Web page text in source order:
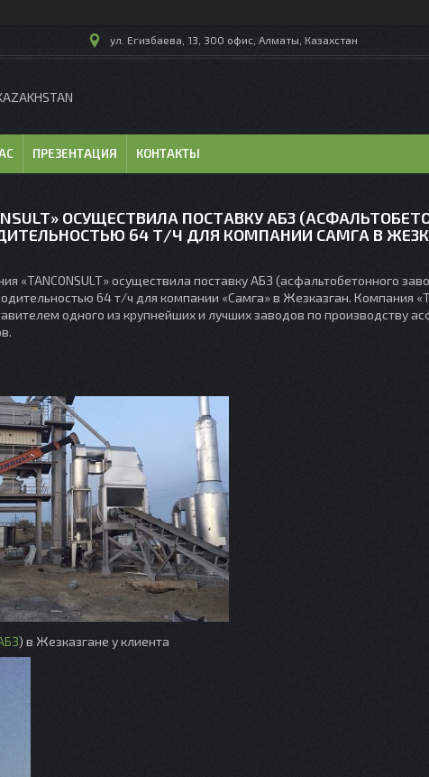
ул. Егизбаева, 13, 300 офис, Алматы, Казахстан
ПРЕЗЕНТАЦИЯ КОНТАКТЫ
ОСУЩЕСТВИЛА ПОСТАВКУ АБЗ
64 Т/Ч ДЛЯ КОМПАНИИ САМГА В
«TANCONSULT» осуществила поставку АБЗ (асфальтобетонного
64 т/ч для компании «Самга» в Жезказган. Компания
одного из крупнейших и лучших заводов по производству
) в Жезказгане у клиента